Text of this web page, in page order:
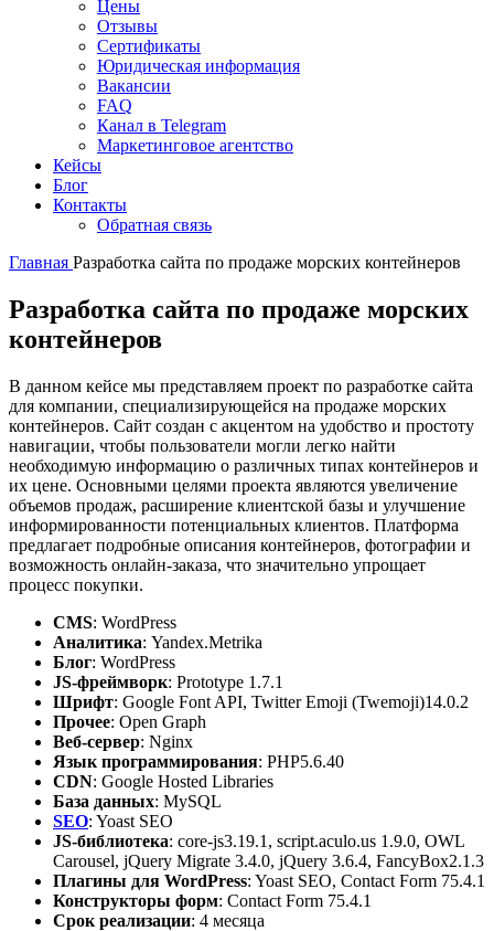
Цены
Отзывы
Сертификаты
Юридическая информация
Вакансии
FAQ
Канал в Telegram
Маркетинговое агентство
Кейсы
Блог
Контакты
Обратная связь
Главная Разработка сайта по продаже морских контейнеров
Разработка сайта по продаже морских
контейнеров
В данном кейсе мы представляем проект по разработке сайта
для компании, специализирующейся на продаже морских
контейнеров. Сайт создан с акцентом на удобство и простоту
навигации, чтобы пользователи могли легко найти
необходимую информацию о различных типах контейнеров и
их цене. Основными целями проекта являются увеличение
объемов продаж, расширение клиентской базы и улучшение
информированности потенциальных клиентов. Платформа
предлагает подробные описания контейнеров, фотографии и
возможность онлайн-заказа, что значительно упрощает
процесс покупки.
CMS: WordPress
Аналитика: Yandex.Metrika
Блог: WordPress
JS-фреймворк: Prototype 1.7.1
Шрифт: Google Font API, Twitter Emoji (Twemoji)14.0.2
Прочее: Open Graph
Веб-сервер: Nginx
Язык программирования: PHP5.6.40
CDN: Google Hosted Libraries
База данных: MySQL
SEO: Yoast SEO
JS-библиотека: core-js3.19.1, script.aculo.us 1.9.0, OWL
Carousel, jQuery Migrate 3.4.0, jQuery 3.6.4, FancyBox2.1.3
Плагины для WordPress: Yoast SEO, Contact Form 75.4.1
Конструкторы форм: Contact Form 75.4.1
Срок реализации: 4 месяца